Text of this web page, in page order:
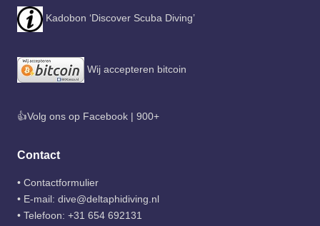
Kadobon ‘Discover Scuba Diving’
Wij accepteren bitcoin
👍Volg ons op Facebook | 900+
Contact
• Contactformulier
• E-mail: dive@deltaphidiving.nl
• Telefoon: +31 654 692131